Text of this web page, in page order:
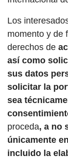
Los
momento y de
derechos de
así como
sus datos
solicitar la
sea
proceda, a no
únicamente
incluido la